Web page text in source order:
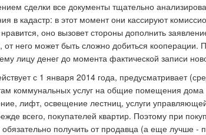
сделки все документы тщательно
в кадастр: в этот момент они кассируют
оно вызовет стороны дополнить
него может быть сложно добиться кооперации.
лицу денег до момента фактической записи
с 1 января 2014 года, предусматривает
коммунальных услуг на общие помещения
лифт, освещение лестниц, услуги
всего, покупателей квартир. Поэтому при
обязательно получить от продавца (а еще